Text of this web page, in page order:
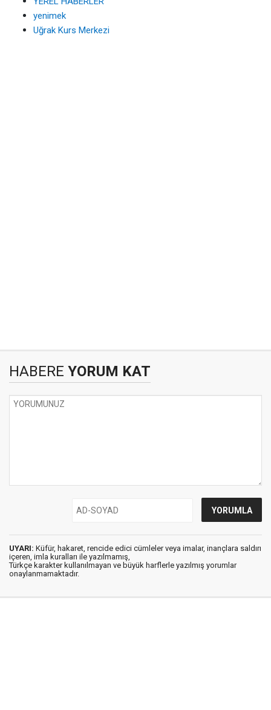
yenimek
Uğrak Kurs Merkezi
HABERE YORUM KAT
UYARI: Küfür, hakaret, rencide edici cümleler veya imalar, inançlara saldırı
içeren, imla kuralları ile yazılmamış,
Türkçe karakter kullanılmayan ve büyük harflerle yazılmış yorumlar
onaylanmamaktadır.